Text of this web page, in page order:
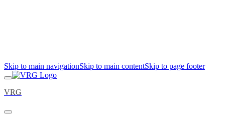
Skip to main navigationSkip to main contentSkip to page footer
VRG